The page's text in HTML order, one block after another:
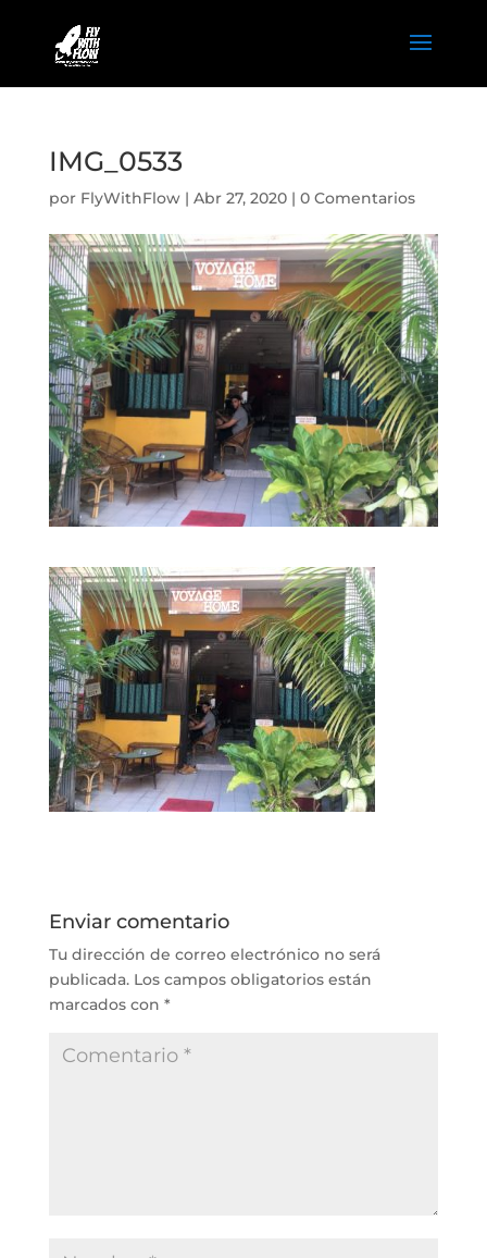
IMG_0533
por FlyWithFlow| Abr 27, 2020| 0 Comentarios
Enviar comentario
Tu dirección de correo electrónico no será
publicada. Los campos obligatorios están
marcados con *